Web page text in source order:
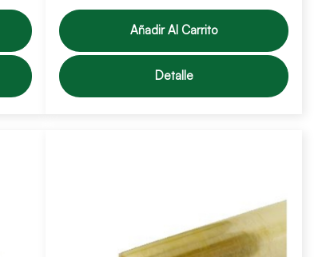
Añadir Al Carrito
Detalle